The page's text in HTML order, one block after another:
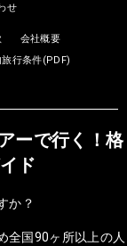
せ
会社概要
旅行条件(PDF)
ーで行く！格
ド
か？
全国90ヶ所以上の人